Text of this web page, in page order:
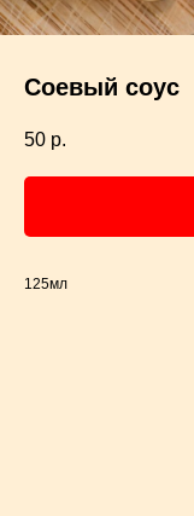
Соевый соус
50 р.
125мл